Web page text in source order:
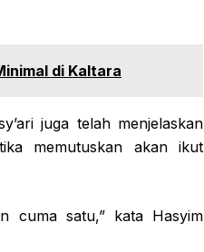
di Kaltara
juga telah menjelaskan
memutuskan akan ikut
cuma satu,” kata Hasyim